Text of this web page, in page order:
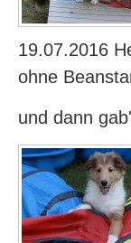
19.07.2016
ohne
und dann